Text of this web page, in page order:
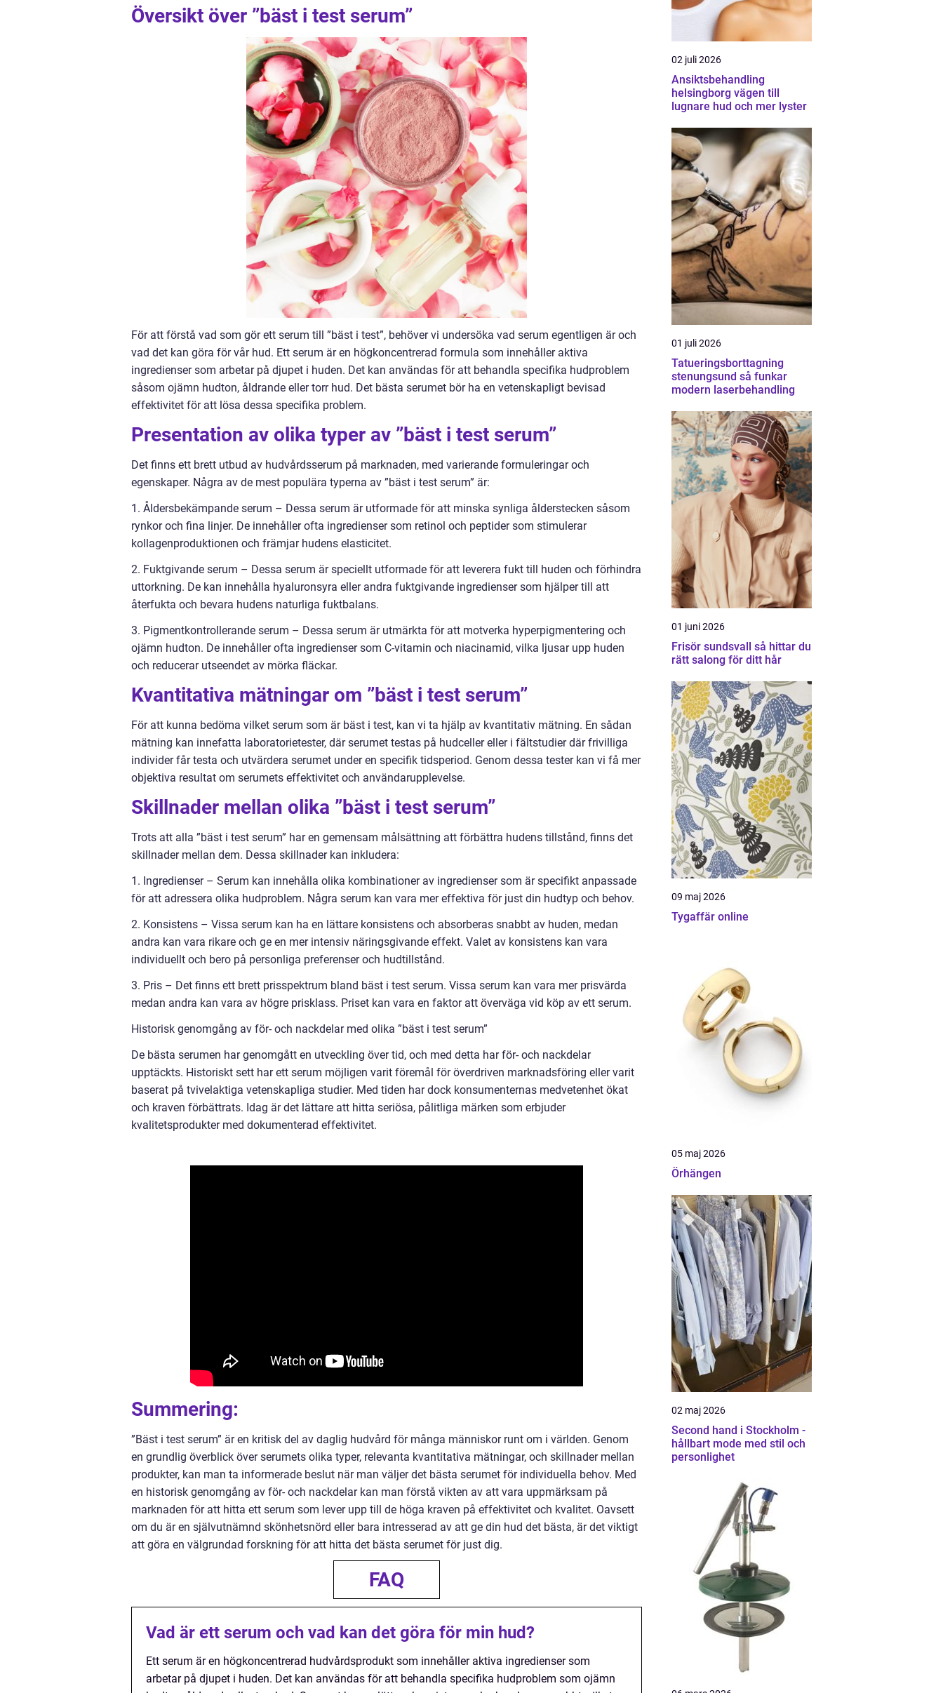
Översikt över ”bäst i test serum”
För att förstå vad som gör ett serum till ”bäst i test”, behöver vi undersöka vad serum egentligen är och
vad det kan göra för vår hud. Ett serum är en högkoncentrerad formula som innehåller aktiva
ingredienser som arbetar på djupet i huden. Det kan användas för att behandla specifika hudproblem
såsom ojämn hudton, åldrande eller torr hud. Det bästa serumet bör ha en vetenskapligt bevisad
effektivitet för att lösa dessa specifika problem.
Presentation av olika typer av ”bäst i test serum”
Det finns ett brett utbud av hudvårdsserum på marknaden, med varierande formuleringar och
egenskaper. Några av de mest populära typerna av ”bäst i test serum” är:
1. Åldersbekämpande serum – Dessa serum är utformade för att minska synliga ålderstecken såsom
rynkor och fina linjer. De innehåller ofta ingredienser som retinol och peptider som stimulerar
kollagenproduktionen och främjar hudens elasticitet.
2. Fuktgivande serum – Dessa serum är speciellt utformade för att leverera fukt till huden och förhindra
uttorkning. De kan innehålla hyaluronsyra eller andra fuktgivande ingredienser som hjälper till att
återfukta och bevara hudens naturliga fuktbalans.
3. Pigmentkontrollerande serum – Dessa serum är utmärkta för att motverka hyperpigmentering och
ojämn hudton. De innehåller ofta ingredienser som C-vitamin och niacinamid, vilka ljusar upp huden
och reducerar utseendet av mörka fläckar.
Kvantitativa mätningar om ”bäst i test serum”
För att kunna bedöma vilket serum som är bäst i test, kan vi ta hjälp av kvantitativ mätning. En sådan
mätning kan innefatta laboratorietester, där serumet testas på hudceller eller i fältstudier där frivilliga
individer får testa och utvärdera serumet under en specifik tidsperiod. Genom dessa tester kan vi få mer
objektiva resultat om serumets effektivitet och användarupplevelse.
Skillnader mellan olika ”bäst i test serum”
Trots att alla ”bäst i test serum” har en gemensam målsättning att förbättra hudens tillstånd, finns det
skillnader mellan dem. Dessa skillnader kan inkludera:
1. Ingredienser – Serum kan innehålla olika kombinationer av ingredienser som är specifikt anpassade
för att adressera olika hudproblem. Några serum kan vara mer effektiva för just din hudtyp och behov.
2. Konsistens – Vissa serum kan ha en lättare konsistens och absorberas snabbt av huden, medan
andra kan vara rikare och ge en mer intensiv näringsgivande effekt. Valet av konsistens kan vara
individuellt och bero på personliga preferenser och hudtillstånd.
3. Pris – Det finns ett brett prisspektrum bland bäst i test serum. Vissa serum kan vara mer prisvärda
medan andra kan vara av högre prisklass. Priset kan vara en faktor att överväga vid köp av ett serum.
Historisk genomgång av för- och nackdelar med olika ”bäst i test serum”
De bästa serumen har genomgått en utveckling över tid, och med detta har för- och nackdelar
upptäckts. Historiskt sett har ett serum möjligen varit föremål för överdriven marknadsföring eller varit
baserat på tvivelaktiga vetenskapliga studier. Med tiden har dock konsumenternas medvetenhet ökat
och kraven förbättrats. Idag är det lättare att hitta seriösa, pålitliga märken som erbjuder
kvalitetsprodukter med dokumenterad effektivitet.
Summering:
”Bäst i test serum” är en kritisk del av daglig hudvård för många människor runt om i världen. Genom
en grundlig överblick över serumets olika typer, relevanta kvantitativa mätningar, och skillnader mellan
produkter, kan man ta informerade beslut när man väljer det bästa serumet för individuella behov. Med
en historisk genomgång av för- och nackdelar kan man förstå vikten av att vara uppmärksam på
marknaden för att hitta ett serum som lever upp till de höga kraven på effektivitet och kvalitet. Oavsett
om du är en självutnämnd skönhetsnörd eller bara intresserad av att ge din hud det bästa, är det viktigt
att göra en välgrundad forskning för att hitta det bästa serumet för just dig.
FAQ
Vad är ett serum och vad kan det göra för min hud?
Ett serum är en högkoncentrerad hudvårdsprodukt som innehåller aktiva ingredienser som
arbetar på djupet i huden. Det kan användas för att behandla specifika hudproblem som ojämn
02 juli 2026
Ansiktsbehandling
helsingborg vägen till
lugnare hud och mer lyster
01 juli 2026
Tatueringsborttagning
stenungsund så funkar
modern laserbehandling
01 juni 2026
Frisör sundsvall så hittar du
rätt salong för ditt hår
09 maj 2026
Tygaffär online
05 maj 2026
Örhängen
02 maj 2026
Second hand i Stockholm -
hållbart mode med stil och
personlighet